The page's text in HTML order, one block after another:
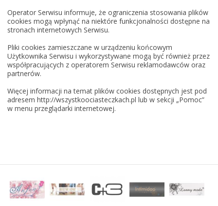
Operator Serwisu informuje, że ograniczenia stosowania plików
cookies mogą wpłynąć na niektóre funkcjonalności dostępne na
stronach internetowych Serwisu.
Pliki cookies zamieszczane w urządzeniu końcowym
Użytkownika Serwisu i wykorzystywane mogą być również przez
współpracujących z operatorem Serwisu reklamodawców oraz
partnerów.
Więcej informacji na temat plików cookies dostępnych jest pod
adresem http://wszystkoociasteczkach.pl lub w sekcji „Pomoc”
w menu przeglądarki internetowej.